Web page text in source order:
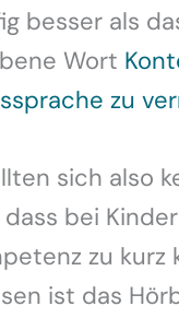
besser als
Wort
zu
sich also
bei
zu kurz
ist das